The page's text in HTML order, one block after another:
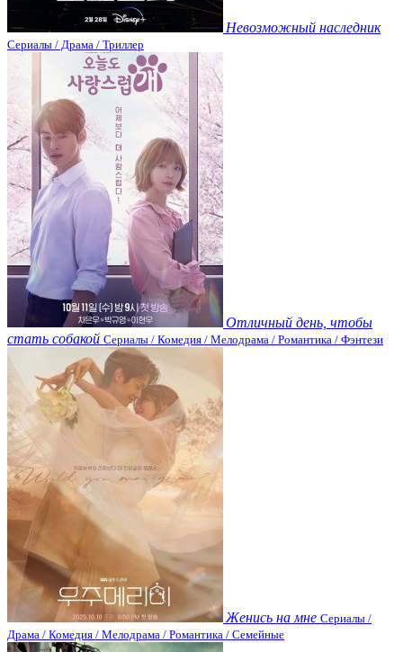
Невозможный наследник
Сериалы / Драма / Триллер
Отличный день, чтобы
стать собакой Сериалы / Комедия / Мелодрама / Романтика / Фэнтези
Женись на мне Сериалы /
Драма / Комедия / Мелодрама / Романтика / Семейные